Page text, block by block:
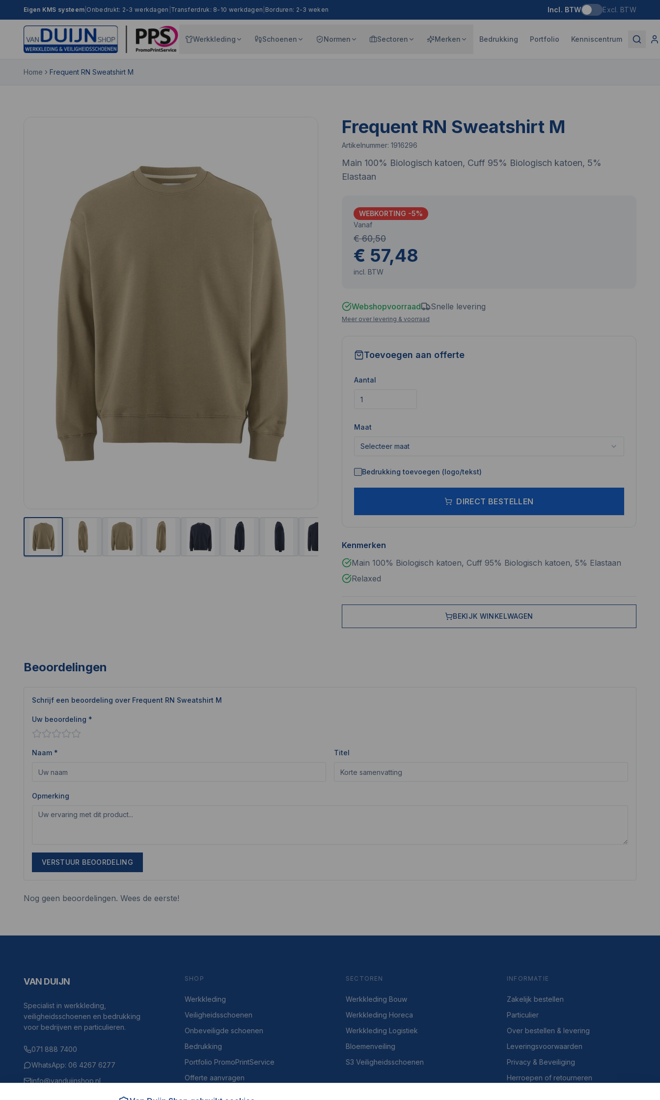
Eigen KMS systeem Onbedrukt: 2-3 werkdagen Transferdruk: 8-10 werkdagen Borduren: 2-3 weken Incl. BTW Excl. BTW
Werkkleding Schoenen Normen Sectoren Merken Bedrukking Portfolio Kenniscentrum
Home Frequent RN Sweatshirt M
Frequent RN Sweatshirt M
Artikelnummer: 1916296
Main 100% Biologisch katoen, Cuff 95% Biologisch katoen, 5%
Elastaan
WEBKORTING -5%
Vanaf
€ 60,50
€ 57,48
incl. BTW
Webshopvoorraad Snelle levering
Meer over levering & voorraad
Toevoegen aan offerte
Aantal
Maat
Selecteer maat
Bedrukking toevoegen (logo/tekst)
DIRECT BESTELLEN
Kenmerken
Main 100% Biologisch katoen, Cuff 95% Biologisch katoen, 5% Elastaan
Relaxed
BEKIJK WINKELWAGEN
Beoordelingen
Schrijf een beoordeling over Frequent RN Sweatshirt M
Uw beoordeling *
Naam * Titel
Opmerking
VERSTUUR BEOORDELING
Nog geen beoordelingen. Wees de eerste!
VAN DUIJN
Specialist in werkkleding,
veiligheidsschoenen en bedrukking
voor bedrijven en particulieren.
071 888 7400
WhatsApp: 06 4267 6277
info@vanduijnshop.nl
Haven 4, 2225BH Katwijk aan Zee
SHOP
Werkkleding
Veiligheidsschoenen
Onbeveiligde schoenen
Bedrukking
Portfolio PromoPrintService
Offerte aanvragen
SECTOREN
Werkkleding Bouw
Werkkleding Horeca
Werkkleding Logistiek
Bloemenveiling
S3 Veiligheidsschoenen
INFORMATIE
Zakelijk bestellen
Particulier
Over bestellen & levering
Leveringsvoorwaarden
Privacy & Beveiliging
Herroepen of retourneren